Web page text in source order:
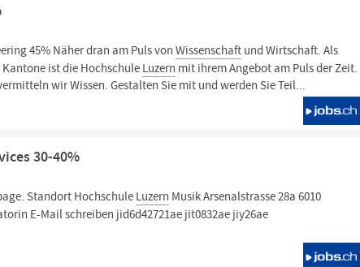
45% Näher dran am Puls vonWissenschaft und Wirtschaft. Als
ist die HochschuleLuzern mit ihrem Angebot am Puls der Zeit.
wir Wissen. Gestalten Sie mit und werden Sie Teil...
30-40%
Standort Hochschule Luzern Musik Arsenalstrasse 28a 6010
E-Mail schreiben jid6d42721ae jit0832ae jiy26ae